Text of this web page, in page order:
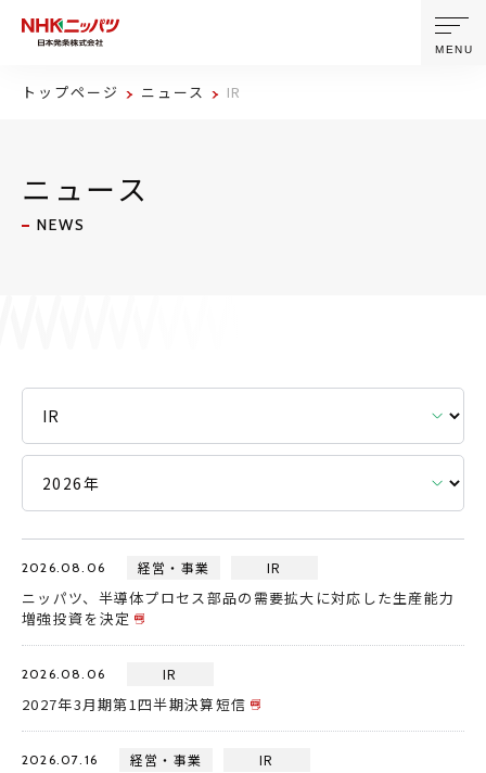
お問い合わせ
サステナビリティ
株主・投資家情報
採用情報
MENU
トップページ ニュース IR
ニュース
NEWS
2026.08.06 経営・事業 IR
ニッパツ、半導体プロセス部品の需要拡大に対応した生産能力
増強投資を決定
2026.08.06 IR
2027年3月期第1四半期決算短信
2026.07.16 経営・事業 IR